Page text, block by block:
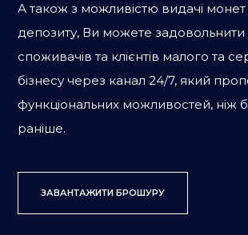
А також з можливістю видачі монет
депозиту, Ви можете задовольнити
споживачів та клієнтів малого та
бізнесу через канал 24/7, який
функціональних можливостей, ніж
раніше.
ЗАВАНТАЖИТИ БРОШУРУ